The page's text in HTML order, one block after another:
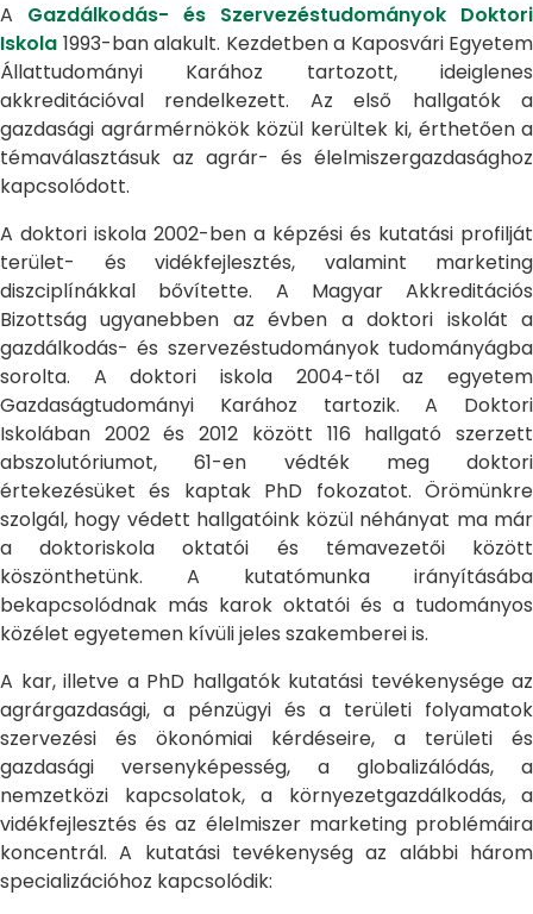
A Gazdálkodás- és Szervezéstudományok Doktori
Iskola 1993-ban alakult. Kezdetben a Kaposvári Egyetem
Állattudományi Karához tartozott, ideiglenes
akkreditációval rendelkezett. Az első hallgatók a
gazdasági agrármérnökök közül kerültek ki, érthetően a
témaválasztásuk az agrár- és élelmiszergazdasághoz
kapcsolódott.
A doktori iskola 2002-ben a képzési és kutatási profilját
terület- és vidékfejlesztés, valamint marketing
diszciplínákkal bővítette. A Magyar Akkreditációs
Bizottság ugyanebben az évben a doktori iskolát a
gazdálkodás- és szervezéstudományok tudományágba
sorolta. A doktori iskola 2004-től az egyetem
Gazdaságtudományi Karához tartozik. A Doktori
Iskolában 2002 és 2012 között 116 hallgató szerzett
abszolutóriumot, 61-en védték meg doktori
értekezésüket és kaptak PhD fokozatot. Örömünkre
szolgál, hogy védett hallgatóink közül néhányat ma már
a doktoriskola oktatói és témavezetői között
köszönthetünk. A kutatómunka irányításába
bekapcsolódnak más karok oktatói és a tudományos
közélet egyetemen kívüli jeles szakemberei is.
A kar, illetve a PhD hallgatók kutatási tevékenysége az
agrárgazdasági, a pénzügyi és a területi folyamatok
szervezési és ökonómiai kérdéseire, a területi és
gazdasági versenyképesség, a globalizálódás, a
nemzetközi kapcsolatok, a környezetgazdálkodás, a
vidékfejlesztés és az élelmiszer marketing problémáira
koncentrál. A kutatási tevékenység az alábbi három
specializációhoz kapcsolódik: